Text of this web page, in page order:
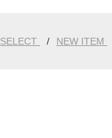
SELECT NEW ITEM